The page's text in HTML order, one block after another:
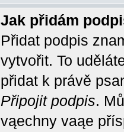
Jak přidám
Přidat podpis
vytvořit. To
přidat k právě
Připojit podpis.
vąechny vaąe